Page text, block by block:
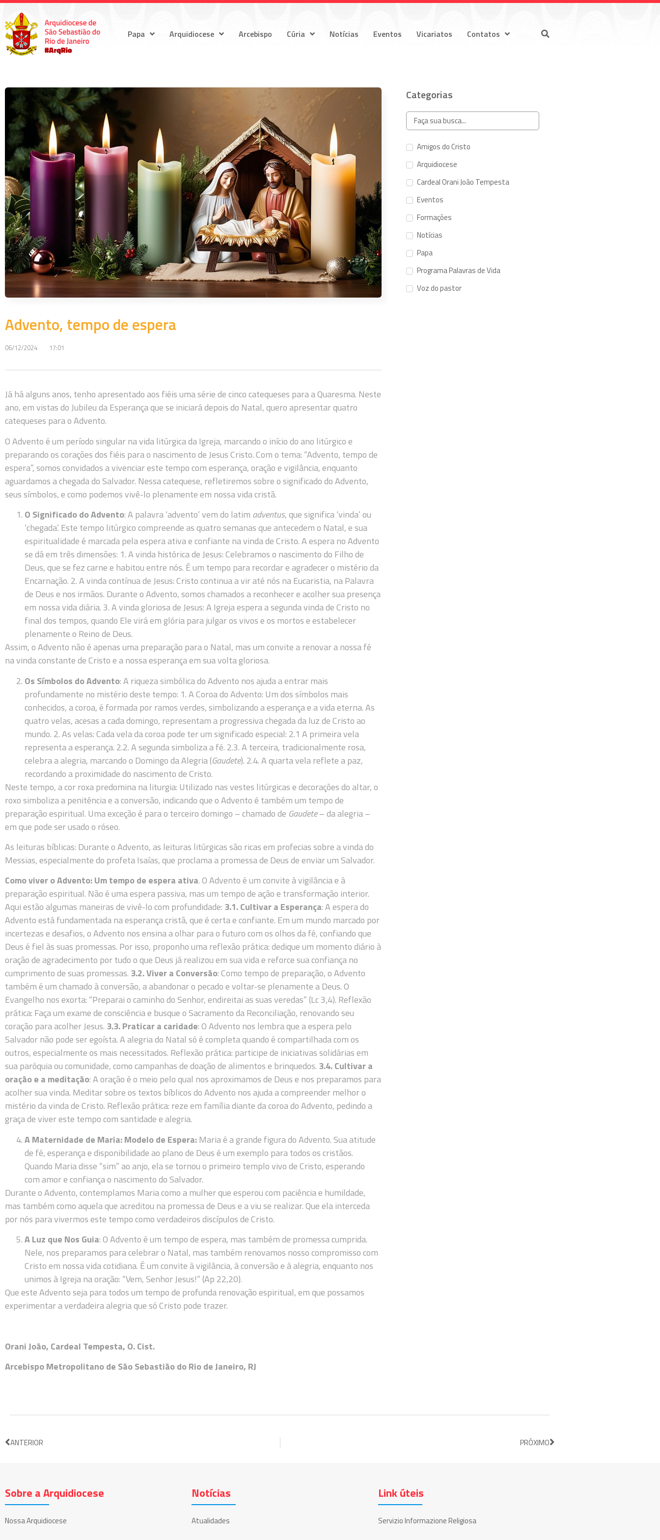
Papa Arquidiocese Arcebispo Cúria Notícias Eventos Vicariatos Contatos
Advento, tempo de espera
06/12/2024 17:01
Já há alguns anos, tenho apresentado aos fiéis uma série de cinco catequeses para a Quaresma. Neste
ano, em vistas do Jubileu da Esperança que se iniciará depois do Natal, quero apresentar quatro
catequeses para o Advento.
O Advento é um período singular na vida litúrgica da Igreja, marcando o início do ano litúrgico e
preparando os corações dos fiéis para o nascimento de Jesus Cristo. Com o tema: “Advento, tempo de
espera”, somos convidados a vivenciar este tempo com esperança, oração e vigilância, enquanto
aguardamos a chegada do Salvador. Nessa catequese, refletiremos sobre o significado do Advento,
seus símbolos, e como podemos vivê-lo plenamente em nossa vida cristã.
O Significado do Advento: A palavra ‘advento’ vem do latim adventus, que significa ‘vinda’ ou
‘chegada’. Este tempo litúrgico compreende as quatro semanas que antecedem o Natal, e sua
espiritualidade é marcada pela espera ativa e confiante na vinda de Cristo. A espera no Advento
se dá em três dimensões: 1. A vinda histórica de Jesus: Celebramos o nascimento do Filho de
Deus, que se fez carne e habitou entre nós. É um tempo para recordar e agradecer o mistério da
Encarnação. 2. A vinda contínua de Jesus: Cristo continua a vir até nós na Eucaristia, na Palavra
de Deus e nos irmãos. Durante o Advento, somos chamados a reconhecer e acolher sua presença
em nossa vida diária. 3. A vinda gloriosa de Jesus: A Igreja espera a segunda vinda de Cristo no
final dos tempos, quando Ele virá em glória para julgar os vivos e os mortos e estabelecer
plenamente o Reino de Deus.
Assim, o Advento não é apenas uma preparação para o Natal, mas um convite a renovar a nossa fé
na vinda constante de Cristo e a nossa esperança em sua volta gloriosa.
Os Símbolos do Advento: A riqueza simbólica do Advento nos ajuda a entrar mais
profundamente no mistério deste tempo: 1. A Coroa do Advento: Um dos símbolos mais
conhecidos, a coroa, é formada por ramos verdes, simbolizando a esperança e a vida eterna. As
quatro velas, acesas a cada domingo, representam a progressiva chegada da luz de Cristo ao
mundo. 2. As velas: Cada vela da coroa pode ter um significado especial: 2.1 A primeira vela
representa a esperança. 2.2. A segunda simboliza a fé. 2.3. A terceira, tradicionalmente rosa,
celebra a alegria, marcando o Domingo da Alegria (Gaudete). 2.4. A quarta vela reflete a paz,
recordando a proximidade do nascimento de Cristo.
Neste tempo, a cor roxa predomina na liturgia: Utilizado nas vestes litúrgicas e decorações do altar, o
roxo simboliza a penitência e a conversão, indicando que o Advento é também um tempo de
preparação espiritual. Uma exceção é para o terceiro domingo – chamado de Gaudete– da alegria –
em que pode ser usado o róseo.
As leituras bíblicas: Durante o Advento, as leituras litúrgicas são ricas em profecias sobre a vinda do
Messias, especialmente do profeta Isaías, que proclama a promessa de Deus de enviar um Salvador.
Como viver o Advento: Um tempo de espera ativa. O Advento é um convite à vigilância e à
preparação espiritual. Não é uma espera passiva, mas um tempo de ação e transformação interior.
Aqui estão algumas maneiras de vivê-lo com profundidade: 3.1. Cultivar a Esperança: A espera do
Advento está fundamentada na esperança cristã, que é certa e confiante. Em um mundo marcado por
incertezas e desafios, o Advento nos ensina a olhar para o futuro com os olhos da fé, confiando que
Deus é fiel às suas promessas. Por isso, proponho uma reflexão prática: dedique um momento diário à
oração de agradecimento por tudo o que Deus já realizou em sua vida e reforce sua confiança no
cumprimento de suas promessas. 3.2. Viver a Conversão: Como tempo de preparação, o Advento
também é um chamado à conversão, a abandonar o pecado e voltar-se plenamente a Deus. O
Evangelho nos exorta: “Preparai o caminho do Senhor, endireitai as suas veredas” (Lc 3,4). Reflexão
prática: Faça um exame de consciência e busque o Sacramento da Reconciliação, renovando seu
coração para acolher Jesus. 3.3. Praticar a caridade: O Advento nos lembra que a espera pelo
Salvador não pode ser egoísta. A alegria do Natal só é completa quando é compartilhada com os
outros, especialmente os mais necessitados. Reflexão prática: participe de iniciativas solidárias em
sua paróquia ou comunidade, como campanhas de doação de alimentos e brinquedos. 3.4. Cultivar a
oração e a meditação: A oração é o meio pelo qual nos aproximamos de Deus e nos preparamos para
acolher sua vinda. Meditar sobre os textos bíblicos do Advento nos ajuda a compreender melhor o
mistério da vinda de Cristo. Reflexão prática: reze em família diante da coroa do Advento, pedindo a
graça de viver este tempo com santidade e alegria.
A Maternidade de Maria: Modelo de Espera:Maria é a grande figura do Advento. Sua atitude
de fé, esperança e disponibilidade ao plano de Deus é um exemplo para todos os cristãos.
Quando Maria disse “sim” ao anjo, ela se tornou o primeiro templo vivo de Cristo, esperando
com amor e confiança o nascimento do Salvador.
Durante o Advento, contemplamos Maria como a mulher que esperou com paciência e humildade,
mas também como aquela que acreditou na promessa de Deus e a viu se realizar. Que ela interceda
por nós para vivermos este tempo como verdadeiros discípulos de Cristo.
A Luz que Nos Guia: O Advento é um tempo de espera, mas também de promessa cumprida.
Nele, nos preparamos para celebrar o Natal, mas também renovamos nosso compromisso com
Cristo em nossa vida cotidiana. É um convite à vigilância, à conversão e à alegria, enquanto nos
unimos à Igreja na oração: “Vem, Senhor Jesus!” (Ap 22,20).
Que este Advento seja para todos um tempo de profunda renovação espiritual, em que possamos
experimentar a verdadeira alegria que só Cristo pode trazer.
Orani João, Cardeal Tempesta, O. Cist.
Arcebispo Metropolitano de São Sebastião do Rio de Janeiro, RJ
Categorias
Amigos do Cristo
Arquidiocese
Cardeal Orani João Tempesta
Eventos
Formações
Notícias
Papa
Programa Palavras de Vida
Voz do pastor
ANTERIOR PRÓXIMO
Sobre a Arquidiocese
Nossa Arquidiocese
Notícias
Atualidades
Link úteis
Servizio Informazione Religiosa